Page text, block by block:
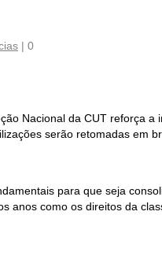
| 0
Nacional da CUT reforça
serão retomadas em
para que seja
anos como os direitos da